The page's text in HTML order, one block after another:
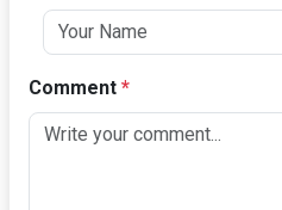
Comment*